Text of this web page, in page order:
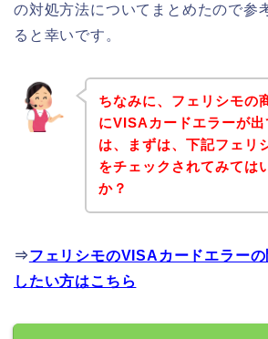
の対処方法についてまとめたので参
ると幸いです。
ちなみに、フェリシモの
にVISAカードエラーが
は、まずは、下記フェリ
をチェックされてみては
か？
⇒フェリシモのVISAカードエラー
したい方はこちら